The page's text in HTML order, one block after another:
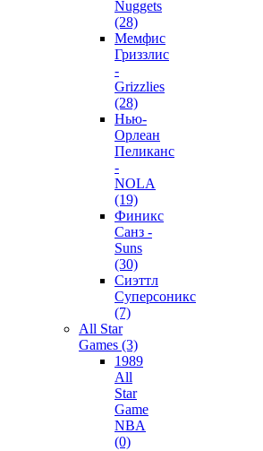
Nuggets
(28)
Мемфис
Гриззлис
-
Grizzlies
(28)
Нью-
Орлеан
Пеликанс
-
NOLA
(19)
Финикс
Санз -
Suns
(30)
Сиэттл
Суперсоникс
(7)
All Star
Games (3)
1989
All
Star
Game
NBA
(0)